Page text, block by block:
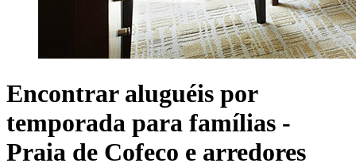
Encontrar aluguéis por
temporada para famílias -
Praia de Cofeco e arredores